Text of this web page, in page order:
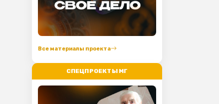
Все материалы проекта
СПЕЦПРОЕКТЫ МГ